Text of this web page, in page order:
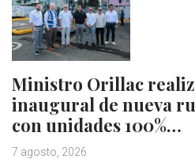
Ministro Orillac
inaugural de nueva
con unidades 100%…
7 agosto, 2026